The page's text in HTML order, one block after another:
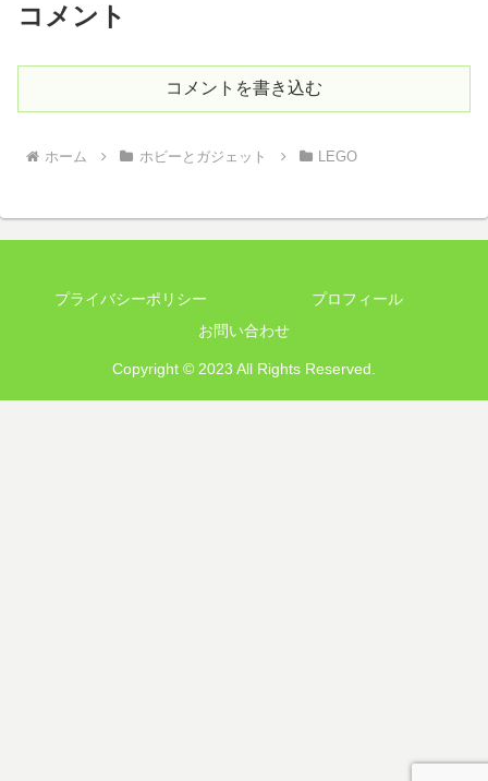
コメント
コメントを書き込む
ホーム ホビーとガジェット LEGO
プライバシーポリシー
プロフィール
お問い合わせ
Copyright © 2023 All Rights Reserved.